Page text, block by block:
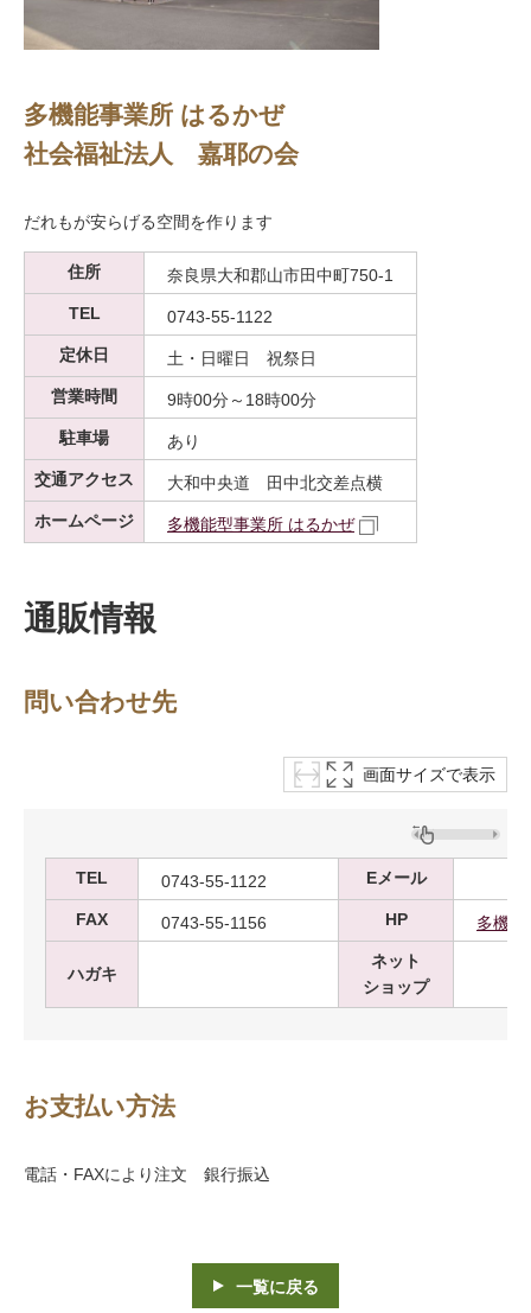
多機能事業所 はるかぜ
社会福祉法人 嘉耶の会
だれもが安らげる空間を作ります
住所
奈良県大和郡山市田中町750-1
TEL
0743-55-1122
定休日
土・日曜日 祝祭日
営業時間
9時00分～18時00分
駐車場
あり
交通アクセス
大和中央道 田中北交差点横
ホームページ
多機能型事業所 はるかぜ
通販情報
問い合わせ先
画面サイズで表示
TEL 0743-55-1122 Eメール
FAX 0743-55-1156 HP 多機
ハガキ
ネット
ショップ
お支払い方法
電話・FAXにより注文 銀行振込
一覧に戻る